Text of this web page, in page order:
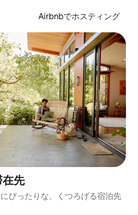
Airbnbでホスティング
先
ぴったりな、くつろげる宿泊先